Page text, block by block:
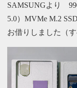
SAMSUNGより
5.0）MVMe M.2
お借りしました（す